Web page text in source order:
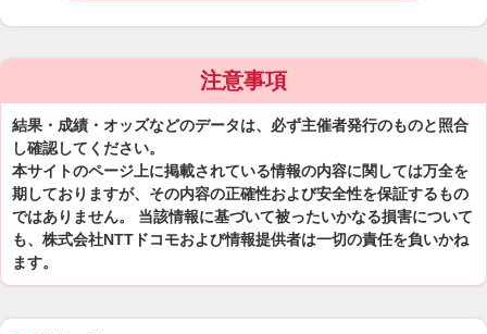
注意事項
結果・成績・オッズなどのデータは、必ず主催者発行のものと照合
し確認してください。
本サイトのページ上に掲載されている情報の内容に関しては万全を
期しておりますが、その内容の正確性および安全性を保証するもの
ではありません。 当該情報に基づいて被ったいかなる損害について
も、株式会社NTTドコモおよび情報提供者は一切の責任を負いかね
ます。